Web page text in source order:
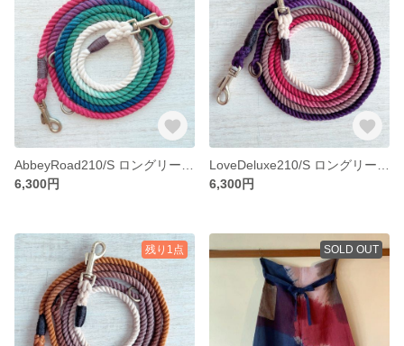
6,300円
6,300円
残り1点 SOLD OUT